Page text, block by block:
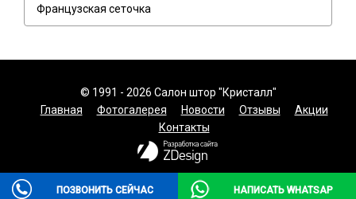
Французская сеточка
© 1991 - 2026 Салон штор "Кристалл"
Главная
Фотогалерея Новости Отзывы
Акции
Контакты
ПОЗВОНИТЬ СЕЙЧАС НАПИСАТЬ WHATSAP